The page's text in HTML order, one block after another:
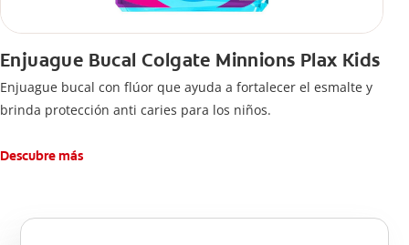
Enjuague Bucal Colgate Minnions Plax Kids
Enjuague bucal con flúor que ayuda a fortalecer el esmalte y
brinda protección anti caries para los niños.
Descubre más